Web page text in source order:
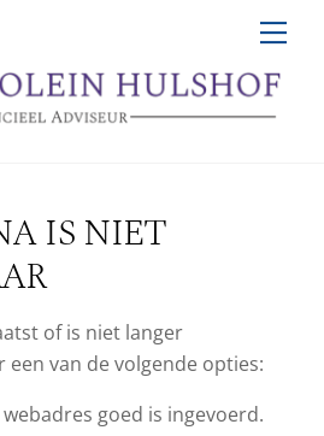
IS NIET
of is niet langer
een van de volgende opties:
goed is ingevoerd.